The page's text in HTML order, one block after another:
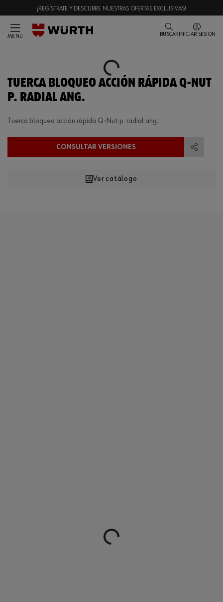
¡REGÍSTRATE Y DESCUBRE NUESTRAS OFERTAS EXCLUSIVAS!
MENÚ BUSCAR INICIAR SESIÓN
Loading...
TUERCA BLOQUEO ACCIÓN RÁPIDA Q-NUT
P. RADIAL ANG.
Tuerca bloqueo acción rápida Q-Nut p. radial ang.
CONSULTAR VERSIONES
Ver catálogo